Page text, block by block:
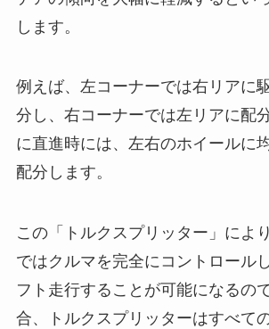
します。
例えば、左コーナーでは右リアに
分し、右コーナーでは左リアに配
に直進時には、左右のホイールに
配分します。
この「トルクスプリッター」によ
ではクルマを完全にコントロール
フト走行することが可能になるの
合、トルクスプリッターはすべて